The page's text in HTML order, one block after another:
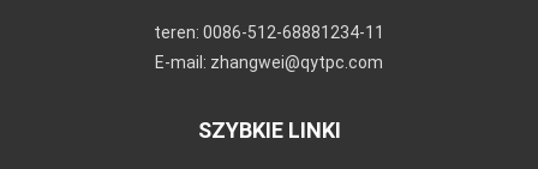
teren: 0086-512-68881234-11
E-mail: zhangwei@qytpc.com
SZYBKIE LINKI